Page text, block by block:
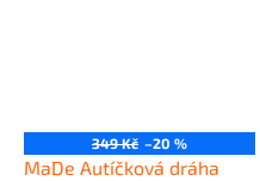
349 Kč –20 %
MaDe Autíčková dráha